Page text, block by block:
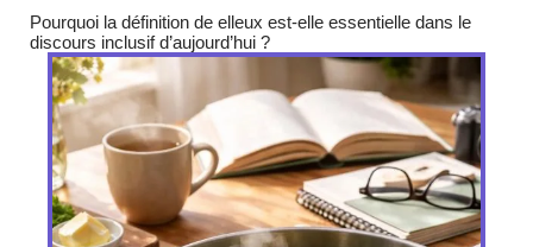
Pourquoi la définition de elleux est-elle essentielle dans le
discours inclusif d’aujourd’hui ?